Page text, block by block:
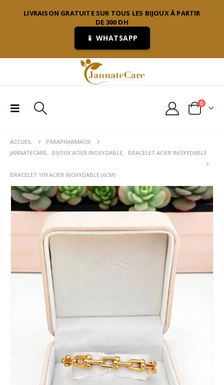
LIVRAISON GRATUITE SUR TOUS LES BIJOUX À PARTIR
DE 300 DH
📱 WHATSAPP
0
ACCUEIL
PARAPHARMACIE
JANNATECARE, BIJOUX ACIER INOXYDABLE, BRACELET ACIER INOXYDABLE
BRACELET 109 ACIER INOXYDABLE (6CM)